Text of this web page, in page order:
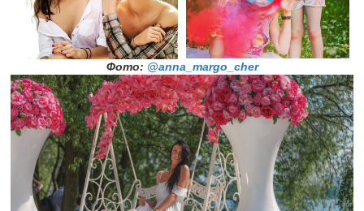
Фото: @anna_margo_cher